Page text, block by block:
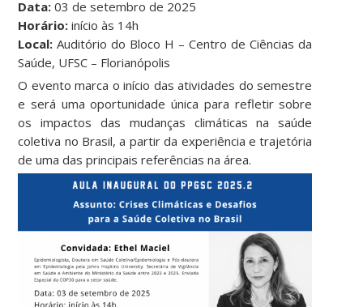
Data: 03 de setembro de 2025
Horário: início às 14h
Local: Auditório do Bloco H – Centro de Ciências da
Saúde, UFSC – Florianópolis
O evento marca o início das atividades do semestre
e será uma oportunidade única para refletir sobre
os impactos das mudanças climáticas na saúde
coletiva no Brasil, a partir da experiência e trajetória
de uma das principais referências na área.